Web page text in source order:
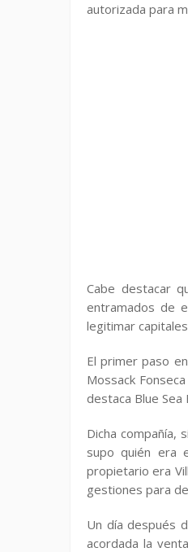
autorizada para
Cabe destacar
entramados de
legitimar
El primer paso
Mossack
destaca Blue
Dicha compañía,
supo quién era
propietario era
gestiones para
Un día después
acordada la